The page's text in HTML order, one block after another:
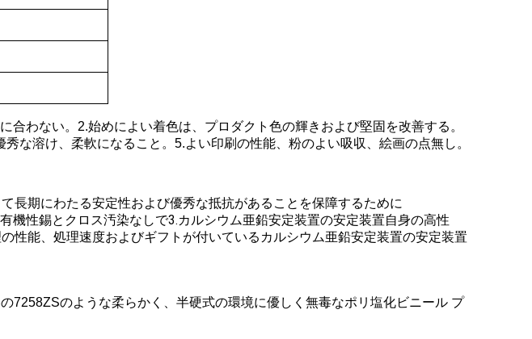
わない。2.始めによい着色は、プロダクト色の輝きおよび堅固を改善する。
な溶け、柔軟になること。5.よい印刷の性能、粉のよい吸収、絵画の点無し。
長期にわたる安定性および優秀な抵抗があることを保障するために
性錫とクロス汚染なしで3.カルシウム亜鉛安定装置の安定装置自身の高性
性能、処理速度およびギフトが付いているカルシウム亜鉛安定装置の安定装置
7258ZSのような柔らかく、半硬式の環境に優しく無毒なポリ塩化ビニール プ